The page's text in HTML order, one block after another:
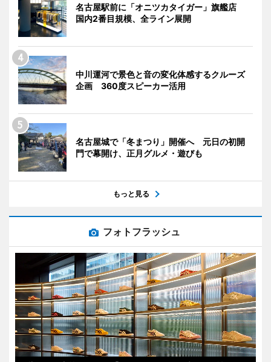
名古屋駅前に「オニツカタイガー」旗艦店
国内2番目規模、全ライン展開
中川運河で景色と音の変化体感するクルーズ
企画 360度スピーカー活用
名古屋城で「冬まつり」開催へ 元日の初開
門で幕開け、正月グルメ・遊びも
もっと見る
フォトフラッシュ